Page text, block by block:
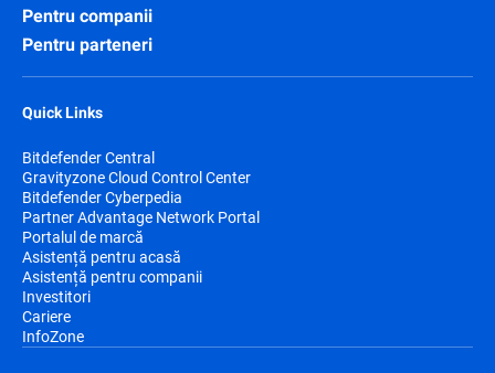
Pentru companii
Pentru parteneri
Quick Links
Bitdefender Central
Gravityzone Cloud Control Center
Bitdefender Cyberpedia
Partner Advantage Network Portal
Portalul de marcă
Asistență pentru acasă
Asistență pentru companii
Investitori
Cariere
InfoZone